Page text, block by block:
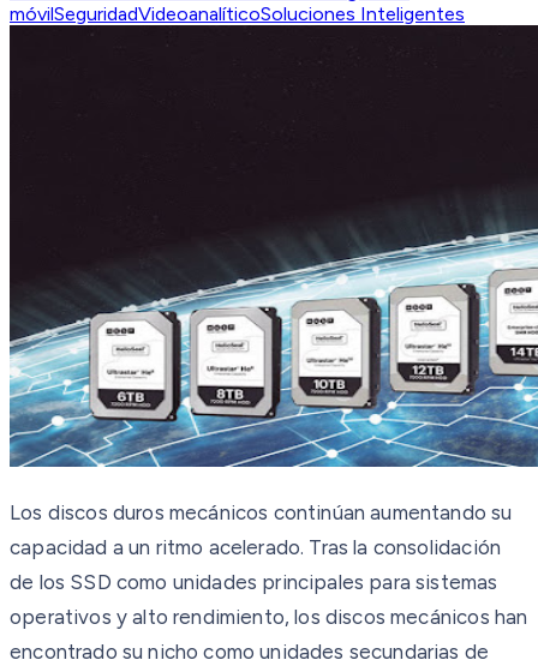
móvilSeguridadVideoanalíticoSoluciones Inteligentes
Los discos duros mecánicos continúan aumentando su
capacidad a un ritmo acelerado. Tras la consolidación
de los SSD como unidades principales para sistemas
operativos y alto rendimiento, los discos mecánicos han
encontrado su nicho como unidades secundarias de